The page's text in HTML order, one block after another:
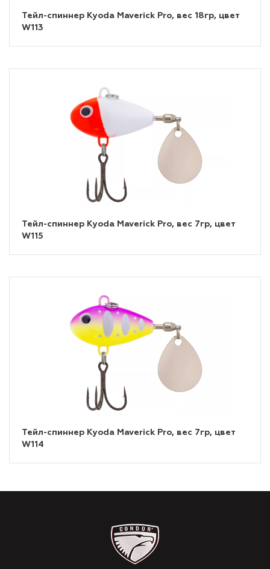
Тейл-спиннер Kyoda Maverick Pro, вес 18гр, цвет
W113
Тейл-спиннер Kyoda Maverick Pro, вес 7гр, цвет
W115
Тейл-спиннер Kyoda Maverick Pro, вес 7гр, цвет
W114